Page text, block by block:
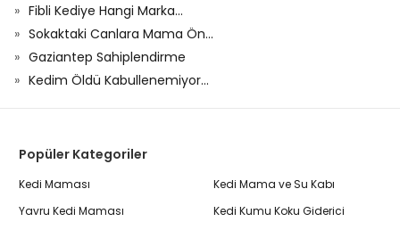
Fibli Kediye Hangi Marka...
Sokaktaki Canlara Mama Ön...
Gaziantep Sahiplendirme
Kedim Öldü Kabullenemiyor...
Popüler Kategoriler
Kedi Maması
Yavru Kedi Maması
Kedi Mama ve Su Kabı
Kedi Kumu Koku Giderici